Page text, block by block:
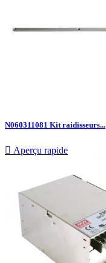
N060311081 Kit raidisseurs...
 Aperçu rapide